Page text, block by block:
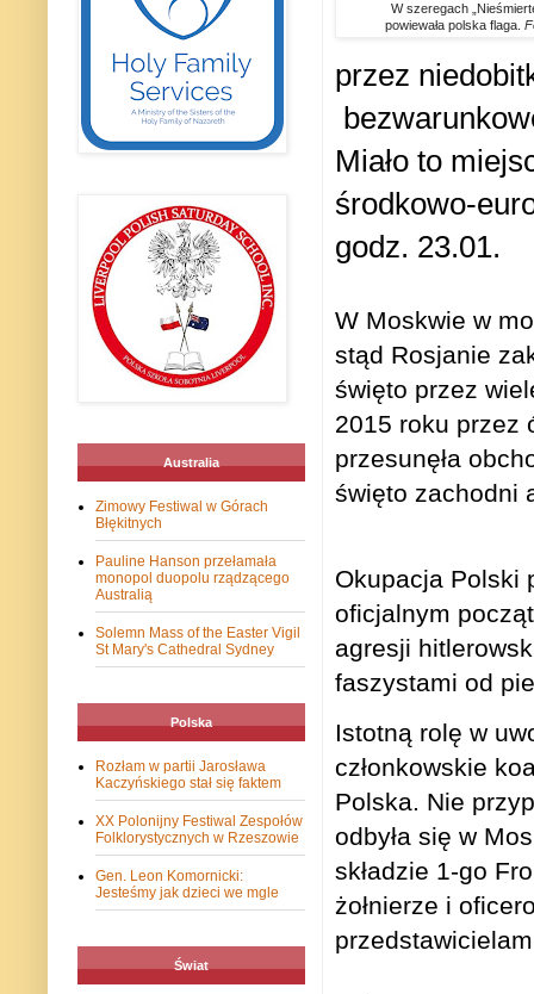
W szeregach
powiewała polska flaga.
przez
Miało to
środkowo-
godz. 23.01.
W Moskwie w
stąd Rosjanie
święto przez
2015 roku przez
przesunęła
święto zachodni
Okupacja Polski
oficjalnym
agresji
faszystami od
Istotną rolę w
członkowskie
Polska. Nie
odbyła się w
składzie 1-go
żołnierze i
Australia
Zimowy Festiwal w Górach
Błękitnych
Pauline Hanson przełamała
monopol duopolu rządzącego
Australią
Solemn Mass of the Easter Vigil
St Mary's Cathedral Sydney
Polska
Rozłam w partii Jarosława
Kaczyńskiego stał się faktem
XX Polonijny Festiwal Zespołów
Folklorystycznych w Rzeszowie
Gen. Leon Komornicki:
Jesteśmy jak dzieci we mgle
Świat